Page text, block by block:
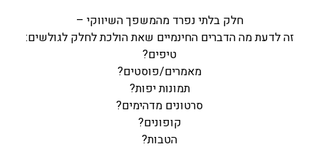
חלק בלתי נפרד מהמשפך השיווקי –
זה לדעת מה הדברים החינמיים שאת הולכת לחלק לגולשים:
טיפים?
מאמרים/פוסטים?
תמונות יפות?
סרטונים מדהימים?
קופונים?
הטבות?